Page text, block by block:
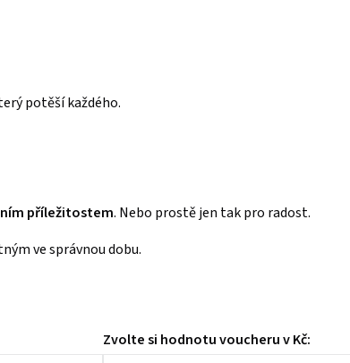
potěší každého.
příležitostem. Nebo prostě jen tak pro radost.
ve správnou dobu.
Zvolte si hodnotu voucheru v Kč: